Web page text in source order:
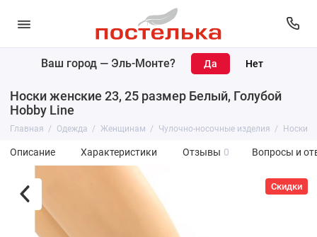
Ваш город — Эль-Монте?
Носки женские 23, 25 размер Белый, Голубой
Hobby Line
Главная Одежда Женщинам Чулочно-носочные изделия Носки
Описание Характеристики Отзывы 0 Вопросы и
Скидки